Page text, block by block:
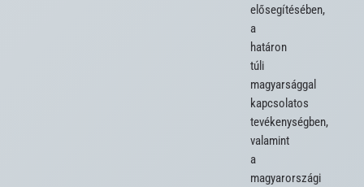
elősegítésében,
a
határon
túli
magyarsággal
kapcsolatos
tevékenységben,
valamint
a
magyarországi